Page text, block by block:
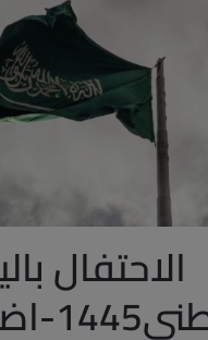
الفارع الدولية تتألق
لريادة الأعمال بفخر وتفانٍ
شاركت كراعي ذهبي في
لريادة الأعمال، المنظمة
الطائف. امتد هذا...
الاحتفال
اضغط هنا